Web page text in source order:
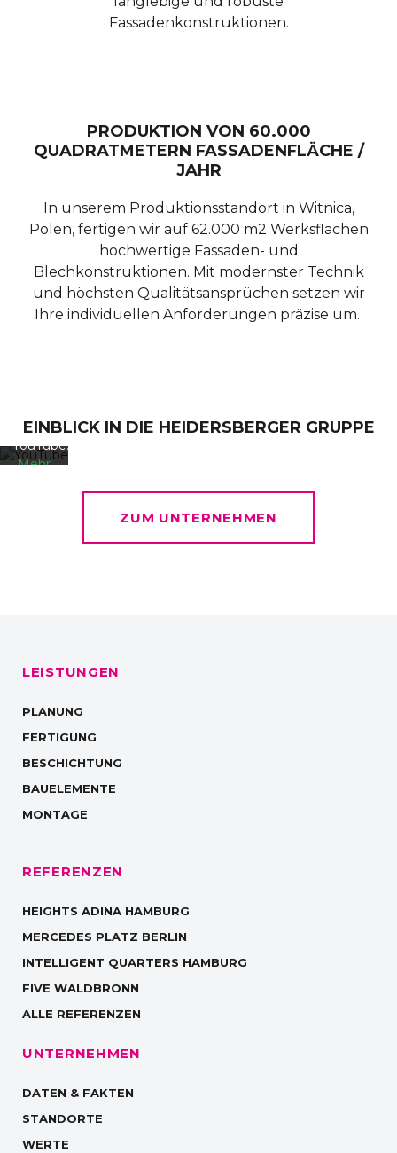
Fassadenkonstruktionen.
PRODUKTION VON 60.000
QUADRATMETERN FASSADENFLÄCHE /
JAHR
In unserem Produktionsstandort in Witnica,
Polen, fertigen wir auf 62.000 m2 Werksflächen
hochwertige Fassaden- und
Blechkonstruktionen. Mit modernster Technik
und höchsten Qualitätsansprüchen setzen wir
Ihre individuellen Anforderungen präzise um.
EINBLICK IN DIE HEIDERSBERGER GRUPPE
Mit
dem
Laden
von
YouTube.
Mehr
ZUM UNTERNEHMEN
LEISTUNGEN
PLANUNG
FERTIGUNG
BESCHICHTUNG
BAUELEMENTE
MONTAGE
REFERENZEN
HEIGHTS ADINA HAMBURG
MERCEDES PLATZ BERLIN
INTELLIGENT QUARTERS HAMBURG
FIVE WALDBRONN
ALLE REFERENZEN
UNTERNEHMEN
DATEN & FAKTEN
STANDORTE
WERTE